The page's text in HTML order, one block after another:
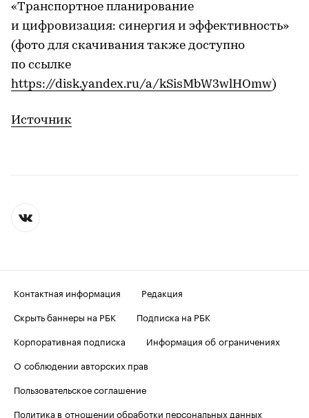
«Транспортное планирование
и цифровизация: синергия и эффективность»
(фото для скачивания также доступно
по ссылке
https://disk.yandex.ru/a/kSisMbW3wlHOmw)
Источник
Контактная информация
Редакция
Скрыть баннеры на РБК
Подписка на РБК
Корпоративная подписка
Информация об ограничениях
О соблюдении авторских прав
Пользовательское соглашение
Политика в отношении обработки персональных данных